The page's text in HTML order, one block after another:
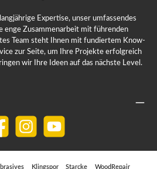
Expertise, unser umfassendes
enge Zusammenarbeit mit führenden
Team steht Ihnen mit fundiertem Know-
zur Seite, um Ihre Projekte erfolgreich
wir Ihre Ideen auf das nächste Level.
Instagram YouTube
Klingspor Starcke WoodRepair